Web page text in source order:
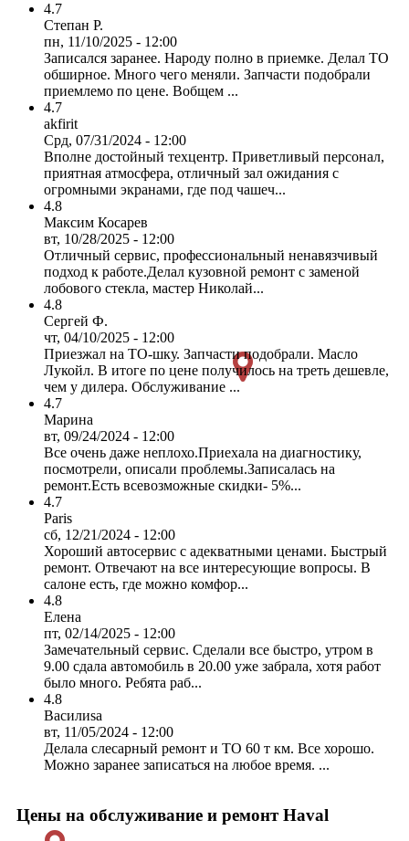
4.7
Степан Р.
пн, 11/10/2025 - 12:00
Записался заранее. Народу полно в приемке. Делал ТО
обширное. Много чего меняли. Запчасти подобрали
приемлемо по цене. Вобщем ...
4.7
akfirit
Срд, 07/31/2024 - 12:00
Вполне достойный техцентр. Приветливый персонал,
приятная атмосфера, отличный зал ожидания с
огромными экранами, где под чашеч...
4.8
Максим Косарев
вт, 10/28/2025 - 12:00
Отличный сервис, профессиональный ненавязчивый
подход к работе.Делал кузовной ремонт с заменой
лобового стекла, мастер Николай...
4.8
Сергей Ф.
чт, 04/10/2025 - 12:00
Приезжал на ТО-шку. Запчасти подобрали. Масло
Лукойл. В итоге по цене получилось на треть дешевле,
чем у дилера. Обслуживание ...
4.7
Марина
вт, 09/24/2024 - 12:00
Все очень даже неплохо.Приехала на диагностику,
посмотрели, описали проблемы.Записалась на
ремонт.Есть всевозможные скидки- 5%...
4.7
Paris
сб, 12/21/2024 - 12:00
Хороший автосервис с адекватными ценами. Быстрый
ремонт. Отвечают на все интересующие вопросы. В
салоне есть, где можно комфор...
4.8
Елена
пт, 02/14/2025 - 12:00
Замечательный сервис. Сделали все быстро, утром в
9.00 сдала автомобиль в 20.00 уже забрала, хотя работ
было много. Ребята раб...
4.8
Василиsa
вт, 11/05/2024 - 12:00
Делала слесарный ремонт и ТО 60 т км. Все хорошо.
Можно заранее записаться на любое время. ...
Цены на обслуживание и ремонт Haval